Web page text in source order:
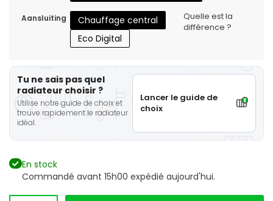
Aansluiting
Chauffage central
Eco Digital
Quelle est la
différence ?
Tu ne sais pas quel
radiateur choisir ?
Utilise notre guide de choix et
trouve rapidement le radiateur
idéal.
Lancer le guide de
choix
En stock
Commandé avant 15h00 expédié aujourd'hui.